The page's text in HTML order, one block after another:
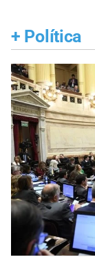
+ Política